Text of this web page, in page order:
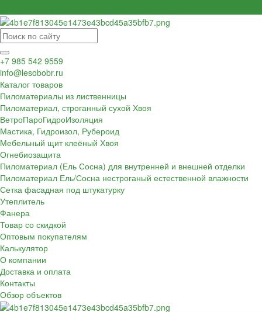
+7 985 542 9559
info@lesobobr.ru
Каталог товаров
Пиломатериалы из лиственницы
Пиломатериал, строганный сухой Хвоя
ВетроПароГидроИзоляция
Мастика, Гидроизол, Рубероид
Мебельный щит клеёный Хвоя
Огнебиозащита
Пиломатериал (Ель Сосна) для внутренней и внешней отделки
Пиломатериал Ель/Сосна нестроганый естественной влажности
Сетка фасадная под штукатурку
Утеплитель
Фанера
Товар со скидкой
Оптовым покупателям
Калькулятор
О компании
Доставка и оплата
Контакты
Обзор объектов